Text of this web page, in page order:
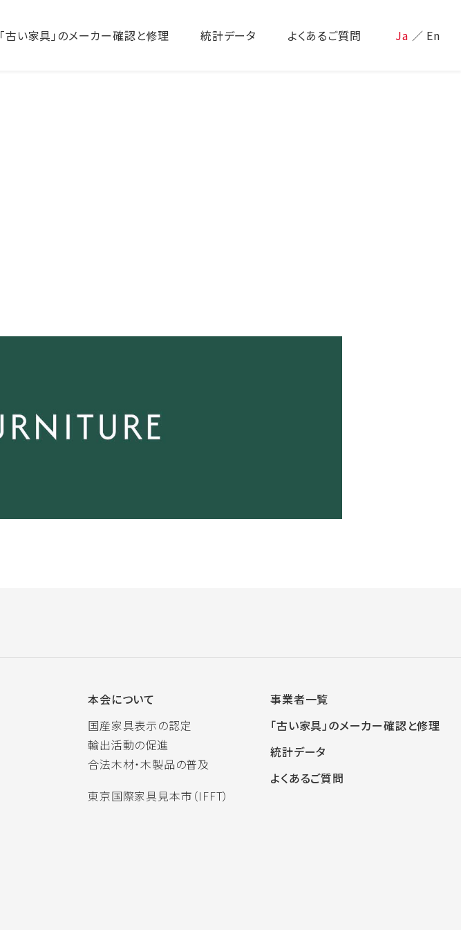
「古い家具」のメーカー確認と修理 統計データ よくあるご質問 Ja ／ En
本会について
国産家具表示の認定
輸出活動の促進
合法木材・木製品の普及
東京国際家具見本市（IFFT）
事業者一覧
「古い家具」のメーカー確認と修理
統計データ
よくあるご質問